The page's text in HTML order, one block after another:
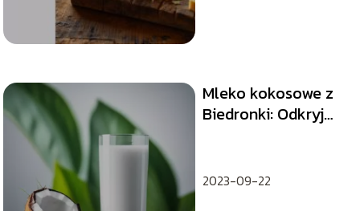
Mleko kokosowe z
Biedronki: Odkryj
2023-09-22